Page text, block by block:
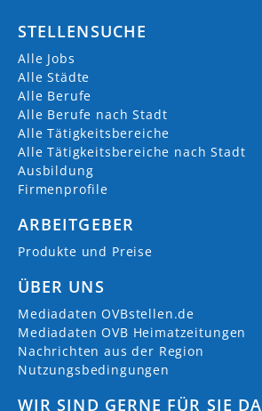
STELLENSUCHE
Alle Jobs
Alle Städte
Alle Berufe
Alle Berufe nach Stadt
Alle Tätigkeitsbereiche
Alle Tätigkeitsbereiche nach Stadt
Ausbildung
Firmenprofile
ARBEITGEBER
Produkte und Preise
ÜBER UNS
Mediadaten OVBstellen.de
Mediadaten OVB Heimatzeitungen
Nachrichten aus der Region
Nutzungsbedingungen
WIR SIND GERNE FÜR SIE DA